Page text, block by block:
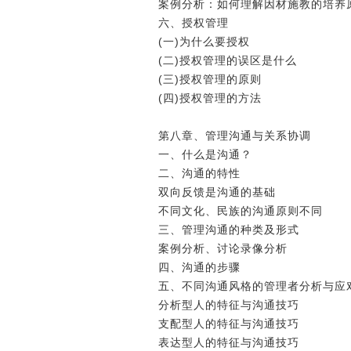
案例分析：如何理解因材施教的培
六、授权管理
(一)为什么要授权
(二)授权管理的误区是什么
(三)授权管理的原则
(四)授权管理的方法
第八章、管理沟通与关系协调
一、什么是沟通？
二、沟通的特性
双向反馈是沟通的基础
不同文化、民族的沟通原则不同
三、管理沟通的种类及形式
案例分析、讨论录像分析
四、沟通的步骤
五、不同沟通风格的管理者分析与
分析型人的特征与沟通技巧
支配型人的特征与沟通技巧
表达型人的特征与沟通技巧